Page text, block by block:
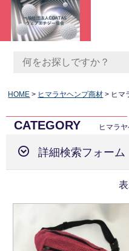
HOME ヒマラヤヘンプ商材 ヒマ
CATEGORY ヒマラ
詳細検索フォーム